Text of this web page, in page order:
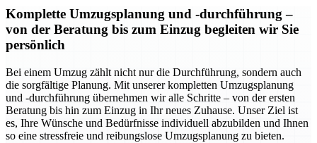
Komplette Umzugsplanung und -durchführung –
von der Beratung bis zum Einzug begleiten wir Sie
persönlich
Bei einem Umzug zählt nicht nur die Durchführung, sondern auch
die sorgfältige Planung. Mit unserer kompletten Umzugsplanung
und -durchführung übernehmen wir alle Schritte – von der ersten
Beratung bis hin zum Einzug in Ihr neues Zuhause. Unser Ziel ist
es, Ihre Wünsche und Bedürfnisse individuell abzubilden und Ihnen
so eine stressfreie und reibungslose Umzugsplanung zu bieten.